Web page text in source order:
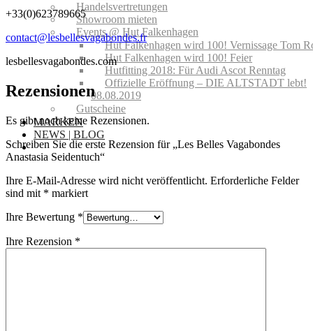
Handelsvertretungen
Showroom mieten
Events @ Hut Falkenhagen
Hut Falkenhagen wird 100! Vernissage Tom
Hut Falkenhagen wird 100! Feier
Hutfitting 2018: Für Audi Ascot Renntag
Offizielle Eröffnung – DIE ALTSTADT lebt!
08.08.2019
Gutscheine
MARKEN
NEWS | BLOG
+33(0)623789665
contact@lesbellesvagabondes.fr
lesbellesvagabondes.com
Rezensionen
Es gibt noch keine Rezensionen.
Schreiben Sie die erste Rezension für „Les Belles Vagabondes
Anastasia Seidentuch“
Ihre E-Mail-Adresse wird nicht veröffentlicht. Erforderliche Felder
sind mit * markiert
Ihre Bewertung *
Ihre Rezension *